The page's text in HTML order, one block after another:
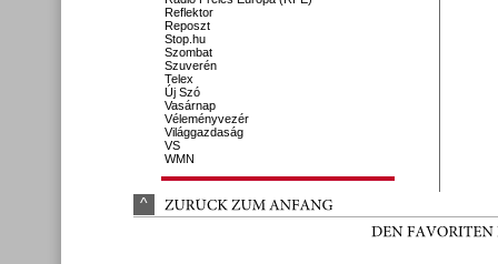
Reflektor
Reposzt
Stop.hu
Szombat
Szuverén
Telex
Új Szó
Vasárnap
Véleményvezér
Világgazdaság
VS
WMN
^ ZURÜCK ZUM ANFANG
DEN FAVORITEN